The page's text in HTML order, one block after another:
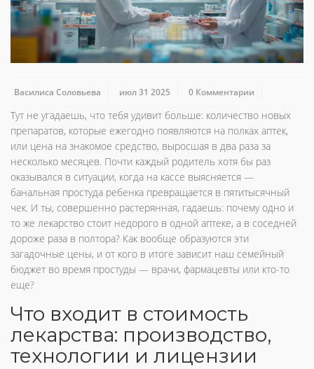
Василиса Соловьева июл 31 2025 0 Комментарии
Тут не угадаешь, что тебя удивит больше: количество новых
препаратов, которые ежегодно появляются на полках аптек,
или цена на знакомое средство, выросшая в два раза за
несколько месяцев. Почти каждый родитель хотя бы раз
оказывался в ситуации, когда на кассе выясняется —
банальная простуда ребенка превращается в пятитысячный
чек. И ты, совершенно растерянная, гадаешь: почему одно и
то же лекарство стоит недорого в одной аптеке, а в соседней
дороже раза в полтора? Как вообще образуются эти
загадочные цены, и от кого в итоге зависит наш семейный
бюджет во время простуды — врачи, фармацевты или кто-то
еще?
Что входит в стоимость
лекарства: производство,
технологии и лицензии